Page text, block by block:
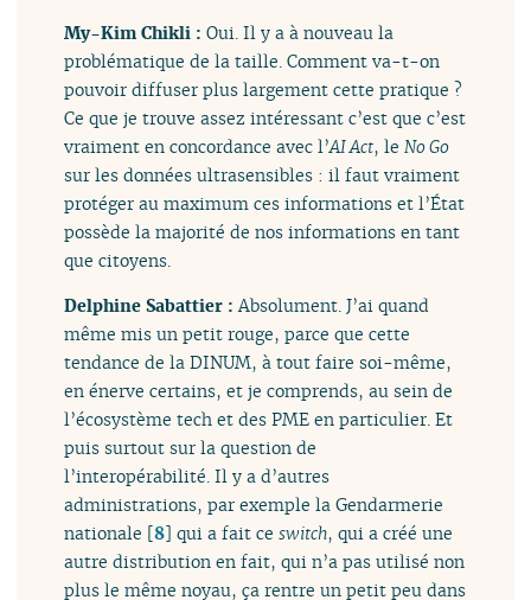
My-Kim Chikli :Oui. Il y a à nouveau la
problématique de la taille. Comment va-t-on
pouvoir diffuser plus largement cette pratique ?
Ce que je trouve assez intéressant c’est que c’est
vraiment en concordance avec l’AI Act, leNo Go
sur les données ultrasensibles : il faut vraiment
protéger au maximum ces informations et l’État
possède la majorité de nos informations en tant
que citoyens.
Delphine Sabattier :Absolument. J’ai quand
même mis un petit rouge, parce que cette
tendance de la DINUM, à tout faire soi-même,
en énerve certains, et je comprends, au sein de
l’écosystème tech et des PME en particulier. Et
puis surtout sur la question de
l’interopérabilité. Il y a d’autres
administrations, par exemple la Gendarmerie
nationale [8] qui a fait ceswitch, qui a créé une
autre distribution en fait, qui n’a pas utilisé non
plus le même noyau, ça rentre un petit peu dans